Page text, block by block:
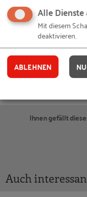
Zur Website des
Personalstrategie"
Bildquellen und
© Piotr Przeszlo /Fotolia
– 31-
© Wokandapix /Pixabay
–
Ihnen gefällt
Auch
Alle
Mit diesem
deaktivieren.
ABLEHNEN